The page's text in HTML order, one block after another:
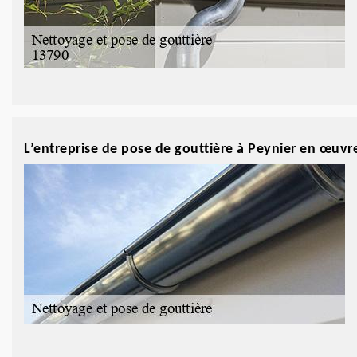
L’entreprise de pose de gouttière à Peynier en